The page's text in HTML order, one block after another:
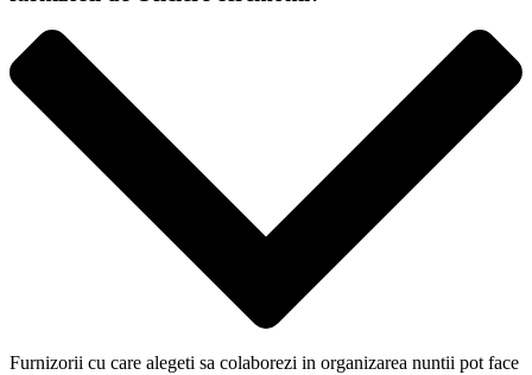
Furnizorii cu care alegeti sa colaborezi in organizarea nuntii pot face